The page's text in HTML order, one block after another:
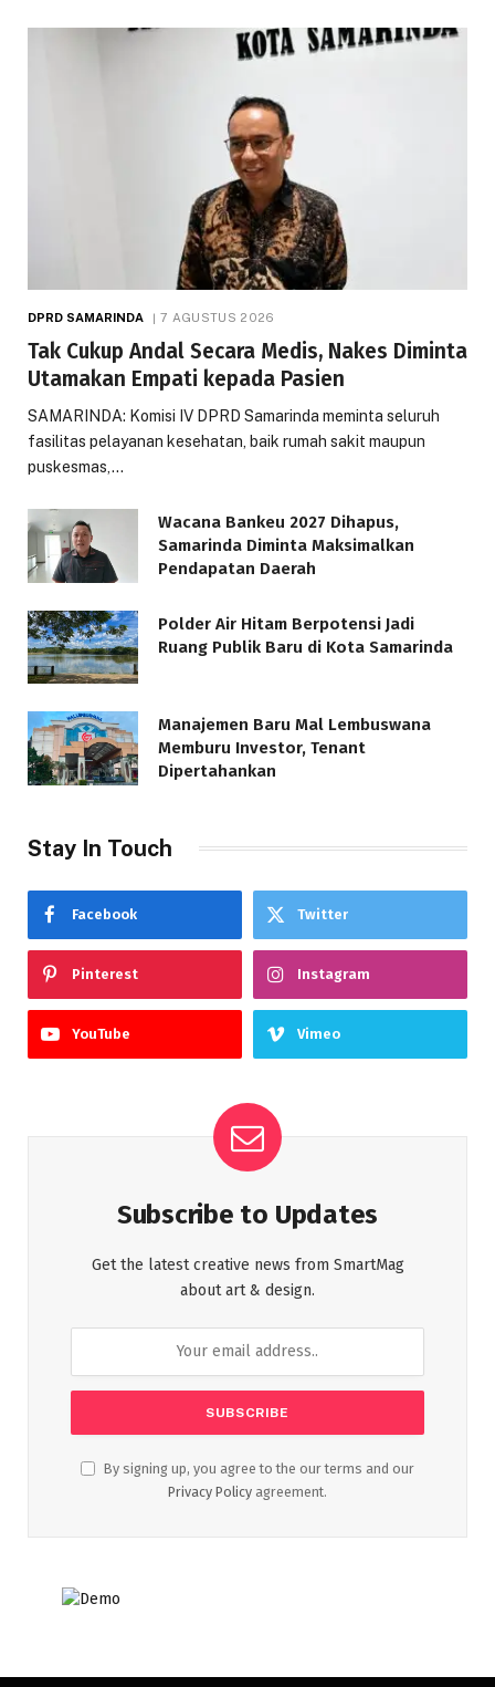
DPRD SAMARINDA 7 AGUSTUS 2026
Tak Cukup Andal Secara Medis, Nakes Diminta
Utamakan Empati kepada Pasien
SAMARINDA: Komisi IV DPRD Samarinda meminta seluruh
fasilitas pelayanan kesehatan, baik rumah sakit maupun
puskesmas,…
Wacana Bankeu 2027 Dihapus,
Samarinda Diminta Maksimalkan
Pendapatan Daerah
Polder Air Hitam Berpotensi Jadi
Ruang Publik Baru di Kota Samarinda
Manajemen Baru Mal Lembuswana
Memburu Investor, Tenant
Dipertahankan
Stay In Touch
Facebook Twitter
Pinterest Instagram
YouTube Vimeo
Subscribe to Updates
Get the latest creative news from SmartMag
about art & design.
By signing up, you agree to the our terms and our
Privacy Policy agreement.